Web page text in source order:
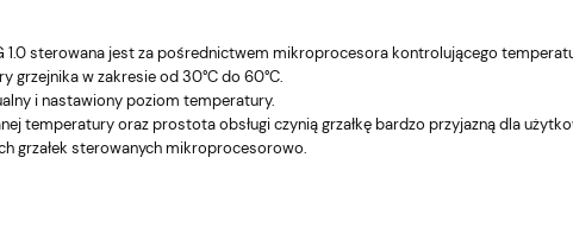
1.0 sterowana jest za pośrednictwem mikroprocesora kontrolującego
grzejnika w zakresie od 30°C do 60°C.
i nastawiony poziom temperatury.
temperatury oraz prostota obsługi czynią grzałkę bardzo przyjazną dla
grzałek sterowanych mikroprocesorowo.